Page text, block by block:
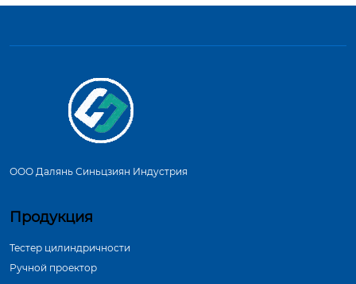
ООО Далянь Синьцзиян Индустрия
Продукция
Тестер цилиндричности
Ручной проектор